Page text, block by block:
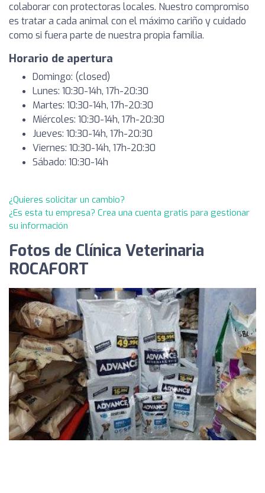
colaborar con protectoras locales. Nuestro compromiso
es tratar a cada animal con el máximo cariño y cuidado
como si fuera parte de nuestra propia familia.
Horario de apertura
Domingo: (closed)
Lunes: 10:30-14h, 17h-20:30
Martes: 10:30-14h, 17h-20:30
Miércoles: 10:30-14h, 17h-20:30
Jueves: 10:30-14h, 17h-20:30
Viernes: 10:30-14h, 17h-20:30
Sábado: 10:30-14h
¿Quieres solicitar un cambio?
¿Es esta tu empresa? Crea una cuenta gratis para gestionar
su información
Fotos de Clínica Veterinaria
ROCAFORT